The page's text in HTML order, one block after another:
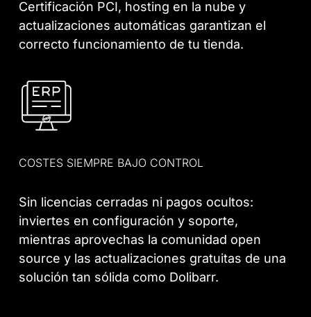
Certificación PCI, hosting en la nube y
actualizaciones automáticas garantizan el
correcto funcionamiento de tu tienda.
COSTES SIEMPRE BAJO CONTROL
Sin licencias cerradas ni pagos ocultos:
inviertes en configuración y soporte,
mientras aprovechas la comunidad open
source y las actualizaciones gratuitas de una
solución tan sólida como Dolibarr.